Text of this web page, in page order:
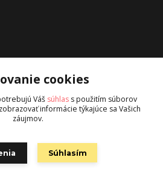
pre SMS !!!
cookies
Váš súhlas s použitím súborov
informácie týkajúce sa Vašich
záujmov.
Súhlasím